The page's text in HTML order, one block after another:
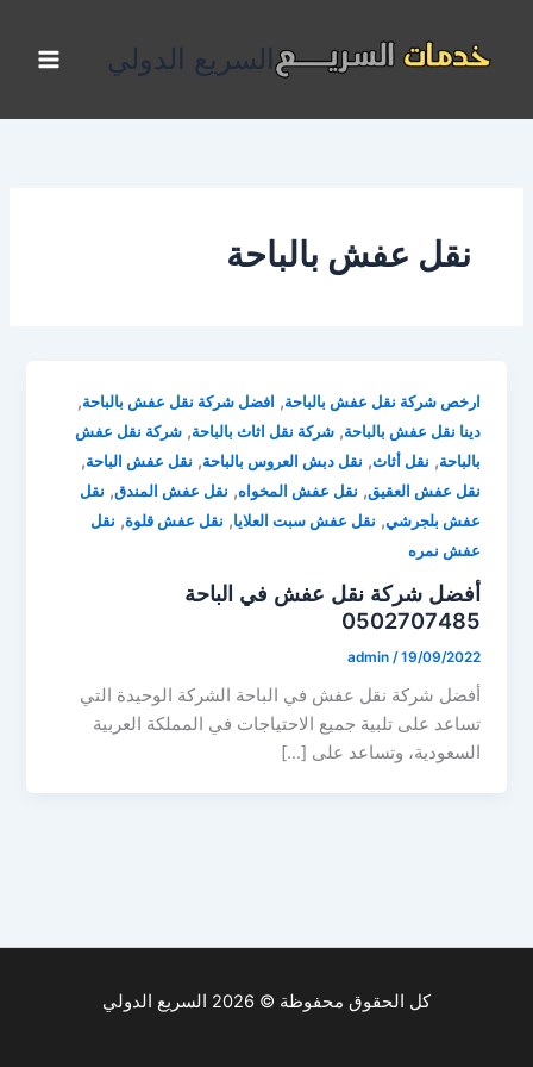
المحتوى
السريع الدولي
نقل عفش بالباحة
ارخص شركة نقل عفش بالباحة, افضل شركة نقل عفش بالباحة,
دينا نقل عفش بالباحة,شركة نقل اثاث بالباحة,شركة نقل عفش
بالباحة, نقل أثاث, نقل دبش العروس بالباحة, نقل عفش الباحة,
نقل عفش العقيق, نقل عفش المخواه, نقل عفش المندق, نقل
عفش بلجرشي, نقل عفش سبت العلايا, نقل عفش قلوة, نقل
عفش نمره
أفضل شركة نقل عفش في الباحة
0502707485
admin /19/09/2022
أفضل شركة نقل عفش في الباحة الشركة الوحيدة التي
تساعد على تلبية جميع الاحتياجات في المملكة العربية
السعودية، وتساعد على […]
كل الحقوق محفوظة © 2026 السريع الدولي